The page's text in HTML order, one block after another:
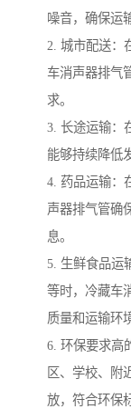
噪音，确保运
2. 城市配送：
车消声器排气
求。
3. 长途运输：
能够持续降低
4. 药品运输：
声器排气管确
息。
5. 生鲜食品运
等时，冷藏车
质量和运输环
6. 环保要求高
区、学校、附
放，符合环保